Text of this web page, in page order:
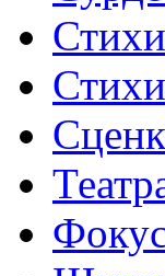
Стихи